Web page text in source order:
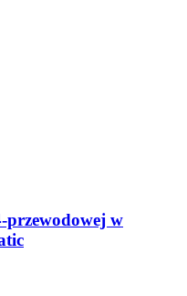
przewodowej w